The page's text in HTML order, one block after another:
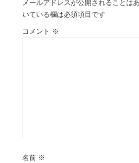
メールアドレスが公開されることは
いている欄は必須項目です
コメント ※
名前 ※